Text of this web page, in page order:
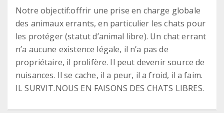
Notre objectif:offrir une prise en charge globale
des animaux errants, en particulier les chats pour
les protéger (statut d’animal libre). Un chat errant
n’a aucune existence légale, il n’a pas de
propriétaire, il prolifère. Il peut devenir source de
nuisances. Il se cache, il a peur, il a froid, il a faim.
IL SURVIT.NOUS EN FAISONS DES CHATS LIBRES.